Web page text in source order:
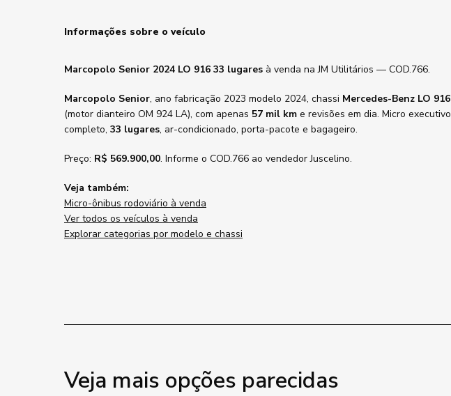
Informações sobre o veículo
Marcopolo Senior 2024 LO 916 33 lugares à venda na JM Utilitários — COD.766.
Marcopolo Senior, ano fabricação 2023 modelo 2024, chassi Mercedes-Benz LO 916
(motor dianteiro OM 924 LA), com apenas 57 mil km e revisões em dia. Micro executivo
completo, 33 lugares, ar-condicionado, porta-pacote e bagageiro.
Preço: R$ 569.900,00. Informe o COD.766 ao vendedor Juscelino.
Veja também:
Micro-ônibus rodoviário à venda
Ver todos os veículos à venda
Explorar categorias por modelo e chassi
Veja mais opções parecidas